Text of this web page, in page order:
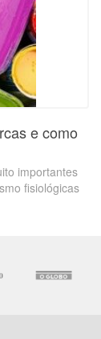
e como
importantes
fisiológicas